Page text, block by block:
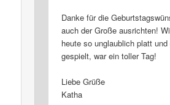
Danke für die
auch der Große ausrichten!
heute so unglaublich platt
gespielt, war ein toller Tag!
Liebe Grüße
Katha